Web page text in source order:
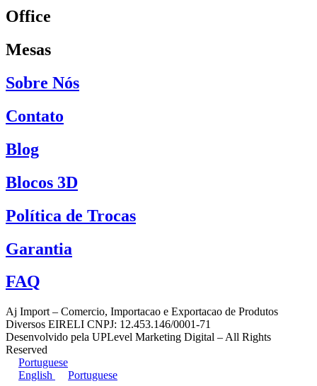
Office
Mesas
Sobre Nós
Contato
Blog
Blocos 3D
Política de Trocas
Garantia
FAQ
Aj Import – Comercio, Importacao e Exportacao de Produtos
Diversos EIRELI CNPJ: 12.453.146/0001-71
Desenvolvido pela UPLevel Marketing Digital – All Rights
Reserved
Portuguese
English
Portuguese